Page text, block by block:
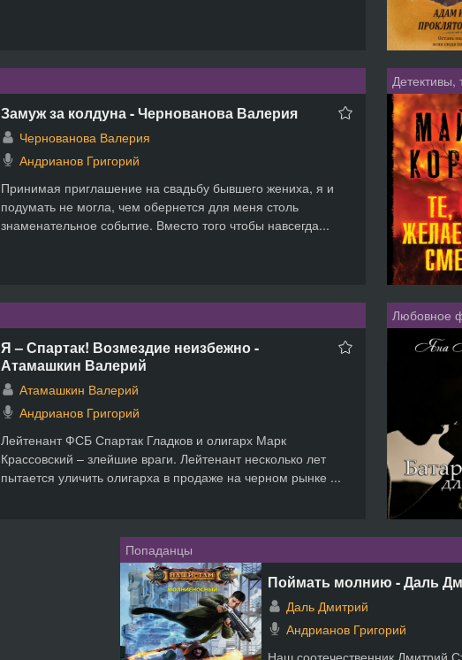
Замуж за колдуна - Чернованова Валерия
Чернованова Валерия
Андрианов Григорий
Принимая приглашение на свадьбу бывшего жениха, я и
подумать не могла, чем обернется для меня столь
знаменательное событие. Вместо того чтобы навсегда...
Детективы,
Я – Спартак! Возмездие неизбежно -
Атамашкин Валерий
Атамашкин Валерий
Андрианов Григорий
Лейтенант ФСБ Спартак Гладков и олигарх Марк
Крассовский – злейшие враги. Лейтенант несколько лет
пытается уличить олигарха в продаже на черном рынке ...
Любовное
Попаданцы
Поймать молнию - Даль
Даль Дмитрий
Андрианов Григорий
Наш соотечественник Дмитрий